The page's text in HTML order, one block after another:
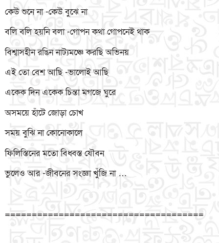
কেউ শুনে না -কেউ বুঝে না
বলি বলি হয়নি বলা -গোপন কথা গোপনেই থাক
বিশ্বাসহীন রঙিন নাট্যমঞ্চে করছি অভিনয়
এই তো বেশ আছি -ভালোই আছি
একেক দিন একেক চিন্তা মগজে ঘুরে
অসময়ে হাঁটে জোড়া চোখ
সময় বুঝি না কোনোকালে
ফিলিস্তিনের মতো বিধ্বস্ত যৌবন
ভুলেও আর -জীবনের সংজ্ঞা খুঁজি না …
=====================================